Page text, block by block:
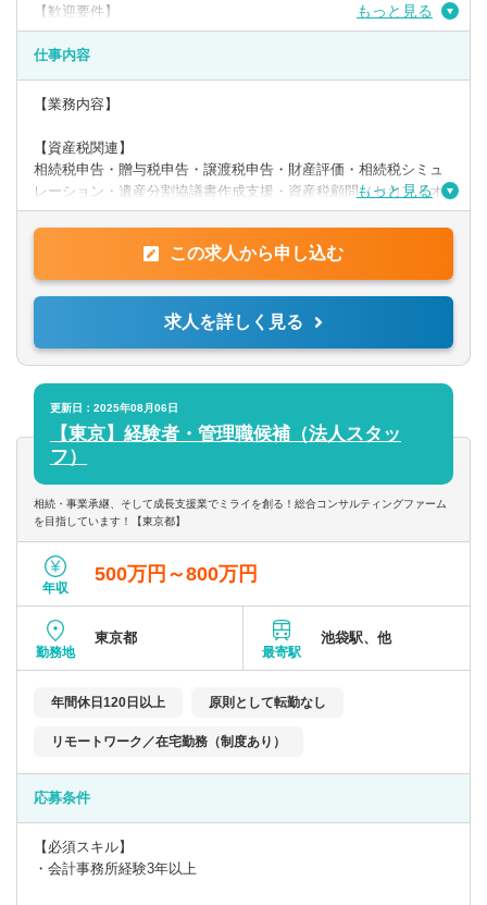
【歓迎要件】
・税理士科目
・税理士資格
【求める人物像】
●主体的に自ら考え行動できる方
●目標に向かって努力できる方
●周りの方へ思いやりを持って接することができる方
もっと見る
仕事内容
【業務内容】
【資産税関連】
相続税申告・贈与税申告・譲渡税申告・財産評価・相続税シミュ
レーション・遺産分割協議書作成支援・資産税顧問（セカンドオ
ピニオン）・生前対策の立案・遺言作成及び民事信託支援
【事業承継・組織再編】
株価算定・事業承継対策の立案及び実行支援・組織再編税制・事
業承継顧問（セカンドオピニオン）・HDカンパニーの活用支援・
M&A実行支援・DD（デューデリジェンス）・バリュエーション
もっと見る
この求人から申し込む
求人を詳しく見る
更新日：2025年08月06日
【東京】経験者・管理職候補（法人スタッ
フ）
相続・事業承継、そして成長支援業でミライを創る！総合コンサルティングファーム
を目指しています！【東京都】
年収
500万円～800万円
勤務地
東京都
最寄駅
池袋駅、他
年間休日120日以上 原則として転勤なし
リモートワーク／在宅勤務（制度あり）
応募条件
【必須スキル】
・会計事務所経験3年以上